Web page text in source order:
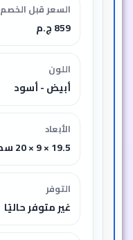
السعر قبل الخصم
859 ج.م
اللون
أبيض - أسود
الأبعاد
19.5 × 9 × 20 سم
التوفر
غير متوفر حاليًا